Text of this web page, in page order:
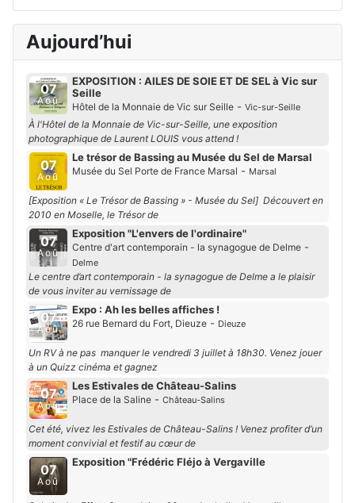
Aujourd’hui
07
Aoû
EXPOSITION : AILES DE SOIE ET DE SEL à Vic sur
Seille
Hôtel de la Monnaie de Vic sur Seille - Vic-sur-Seille
À l'Hôtel de la Monnaie de Vic-sur-Seille, une exposition
photographique de Laurent LOUIS vous attend !
07
Aoû
Le trésor de Bassing au Musée du Sel de Marsal
Musée du Sel Porte de France Marsal - Marsal
[Exposition « Le Trésor de Bassing » - Musée du Sel] Découvert en
2010 en Moselle, le Trésor de
07
Aoû
Exposition "L'envers de l'ordinaire"
Centre d'art contemporain - la synagogue de Delme -
Delme
Le centre d’art contemporain - la synagogue de Delme a le plaisir
de vous inviter au vernissage de
07
Aoû
Expo : Ah les belles affiches !
26 rue Bernard du Fort, Dieuze - Dieuze
Un RV à ne pas manquer le vendredi 3 juillet à 18h30. Venez jouer
à un Quizz cinéma et gagnez
07
Aoû
Les Estivales de Château-Salins
Place de la Saline - Château-Salins
Cet été, vivez les Estivales de Château-Salins ! Venez profiter d’un
moment convivial et festif au cœur de
07
Aoû
Exposition "Frédéric Fléjo à Vergaville